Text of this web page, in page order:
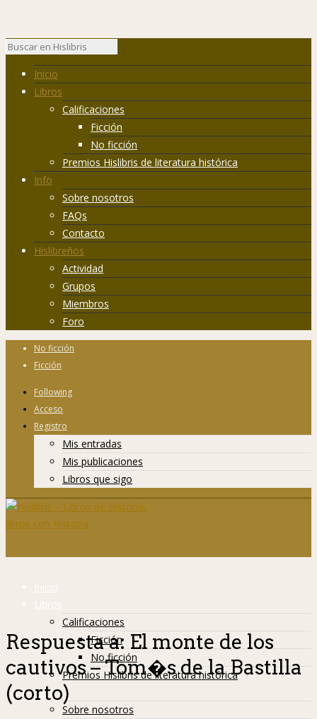
Inicio
Libros
Calificaciones
Ficción
No ficción
Premios Hislibris de literatura histórica
Info
Sobre nosotros
FAQs
Contacto
Hislibreños
Actividad
Grupos
Miembros
Foro
No ficción
Ficción
Following
Acceso
Registro
Mis entradas
Mis publicaciones
Libros que sigo
Inicio
Libros
Calificaciones
Ficción
No ficción
Premios Hislibris de literatura histórica
Info
Sobre nosotros
Respuesta a: El monte de los
cautivos – Tom�s de la Bastilla
(corto)